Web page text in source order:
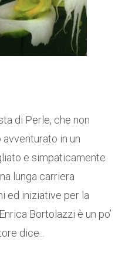
di Perle, che non
in un
e simpaticamente
lunga carriera
ed iniziative per la
Bortolazzi è un po’
dice...